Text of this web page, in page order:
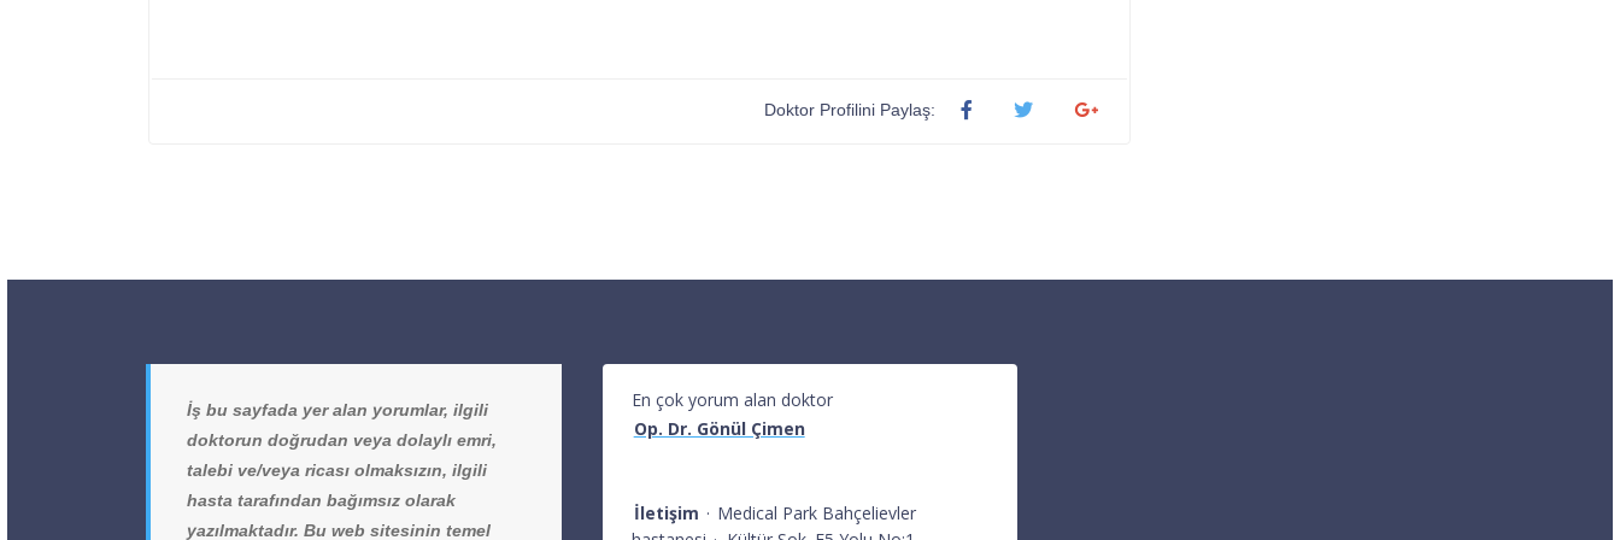
Doktor Profilini Paylaş:
İş bu sayfada yer alan yorumlar, ilgili
doktorun doğrudan veya dolaylı emri,
talebi ve/veya ricası olmaksızın, ilgili
hasta tarafından bağımsız olarak
yazılmaktadır. Bu web sitesinin temel
En çok yorum alan doktor
Op. Dr. Gönül Çimen
İletişim · Medical Park Bahçelievler